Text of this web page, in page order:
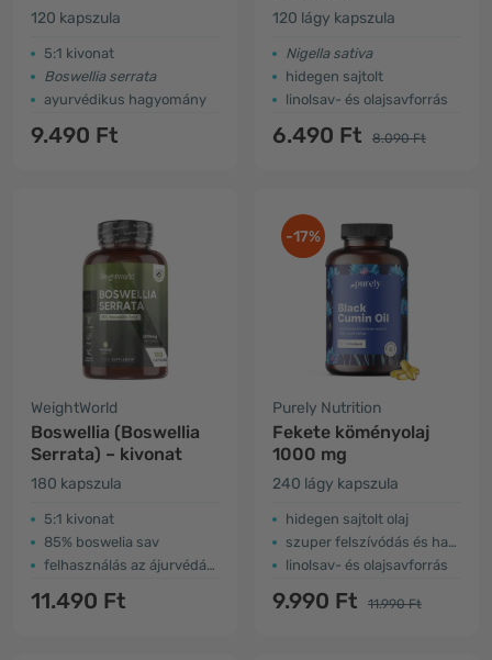
120 kapszula
5:1 kivonat
Boswellia serrata
ayurvédikus hagyomány
9.490 Ft
120 lágy kapszula
Nigella sativa
hidegen sajtolt
linolsav- és olajsavforrás
6.490 Ft 8.090 Ft
WeightWorld
Boswellia (Boswellia
Serrata) – kivonat
180 kapszula
5:1 kivonat
85% boswelia sav
felhasználás az ájurvédában
11.490 Ft
-17%
Purely Nutrition
Fekete köményolaj
1000 mg
240 lágy kapszula
hidegen sajtolt olaj
szuper felszívódás és hatékonyság
linolsav- és olajsavforrás
9.990 Ft 11.990 Ft